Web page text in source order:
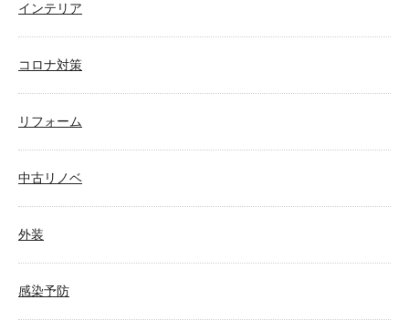
インテリア
コロナ対策
リフォーム
中古リノベ
外装
感染予防